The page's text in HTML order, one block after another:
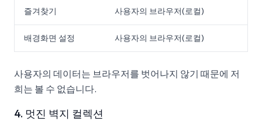
즐겨찾기 사용자의 브라우저(로컬)
배경화면 설정 사용자의 브라우저(로컬)
사용자의 데이터는 브라우저를 벗어나지 않기 때문에 저
희는 볼 수 없습니다.
4. 멋진 벽지 컬렉션